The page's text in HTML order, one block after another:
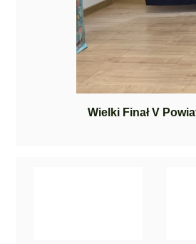
Wielki Finał V